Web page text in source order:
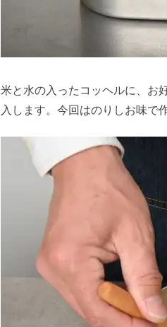
米と水の入ったコッヘルに、お
入します。今回はのりしお味で